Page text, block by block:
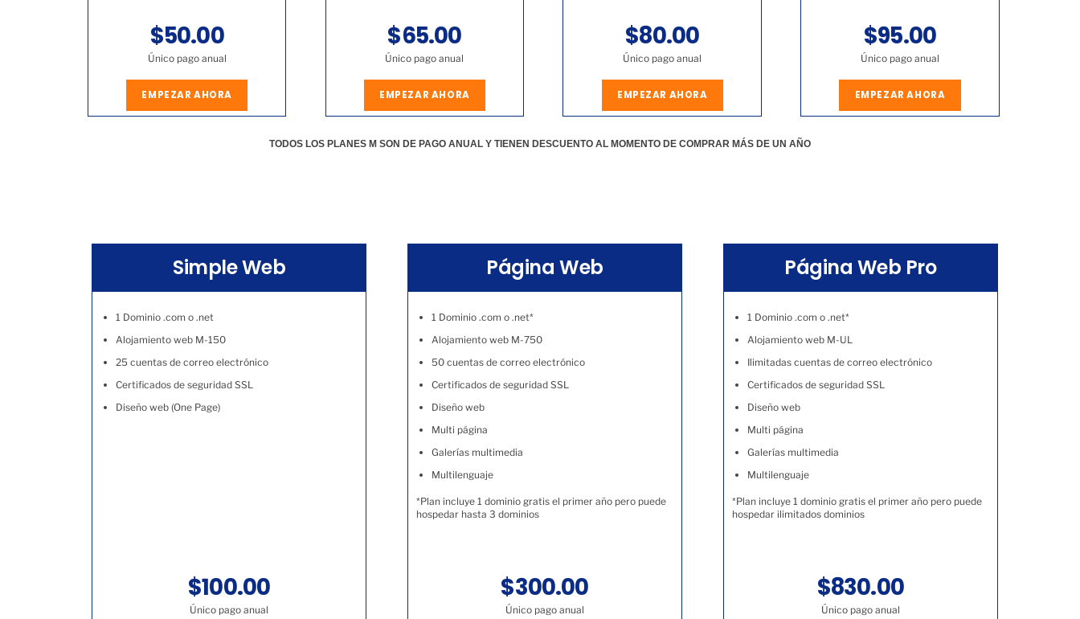
$50.00
Único pago anual
EMPEZAR AHORA
$65.00
Único pago anual
EMPEZAR AHORA
$80.00
Único pago anual
EMPEZAR AHORA
$95.00
Único pago anual
EMPEZAR AHORA
TODOS LOS PLANES M SON DE PAGO ANUAL Y TIENEN DESCUENTO AL MOMENTO DE COMPRAR MÁS DE UN AÑO
Simple Web
1 Dominio .com o .net
Alojamiento web M-150
25 cuentas de correo electrónico
Certificados de seguridad SSL
Diseño web (One Page)
$100.00
Único pago anual
Página Web
1 Dominio .com o .net*
Alojamiento web M-750
50 cuentas de correo electrónico
Certificados de seguridad SSL
Diseño web
Multi página
Galerías multimedia
Multilenguaje
*Plan incluye 1 dominio gratis el primer año pero puede
hospedar hasta 3 dominios
$300.00
Único pago anual
Página Web Pro
1 Dominio .com o .net*
Alojamiento web M-UL
Ilimitadas cuentas de correo electrónico
Certificados de seguridad SSL
Diseño web
Multi página
Galerías multimedia
Multilenguaje
*Plan incluye 1 dominio gratis el primer año pero puede
hospedar ilimitados dominios
$830.00
Único pago anual